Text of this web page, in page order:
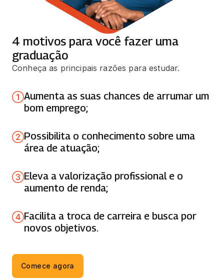
FUN. DA EDUC. DE JOVENS E ADULTOS E
EDUC. POPULAR
LINGUAGENS E COMUNICAÇÃO
DOCENTE
MÍDIAS DIGITAIS E METODOLOGIAS
66 horas
66 horas
66 horas
66 horas
4 motivos para você fazer uma
graduação
Conheça as principais razões para estudar.
Aumenta as suas chances de arrumar um
bom emprego;
Possibilita o conhecimento sobre uma
área de atuação;
Eleva a valorização profissional e o
aumento de renda;
Facilita a troca de carreira e busca por
novos objetivos.
Comece agora